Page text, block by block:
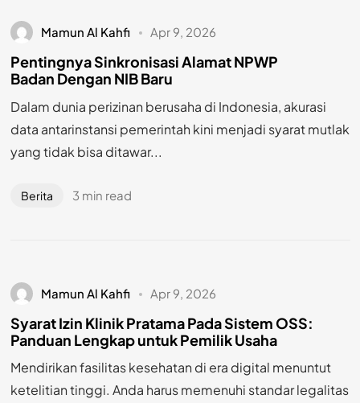
Mamun Al Kahfi Apr 9, 2026
Pentingnya Sinkronisasi Alamat NPWP
Badan Dengan NIB Baru
Dalam dunia perizinan berusaha di Indonesia, akurasi
data antarinstansi pemerintah kini menjadi syarat mutlak
yang tidak bisa ditawar...
Berita 3 min read
Mamun Al Kahfi Apr 9, 2026
Syarat Izin Klinik Pratama Pada Sistem OSS:
Panduan Lengkap untuk Pemilik Usaha
Mendirikan fasilitas kesehatan di era digital menuntut
ketelitian tinggi. Anda harus memenuhi standar legalitas